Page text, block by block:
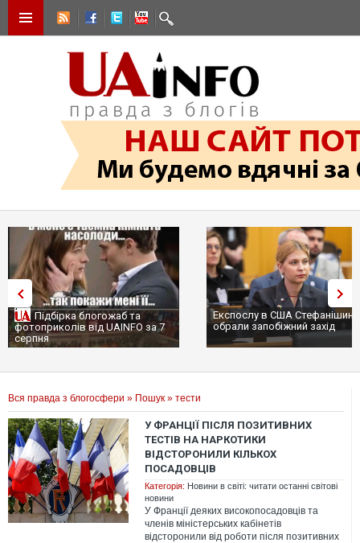
Підбірка блогожаб та
фотоприколів від UAINFO за 7
серпня
Експослу в США
обрали запобіжний захід
Вся правда з блогосфери » Пошук » тести
У ФРАНЦІЇ ПІСЛЯ ПОЗИТИВНИХ
ТЕСТІВ НА НАРКОТИКИ
ВІДСТОРОНИЛИ КІЛЬКОХ
ПОСАДОВЦІВ
Категорія: Новини в світі: читати останні світові
новини
У Франції деяких високопосадовців та
членів міністерських кабінетів
відсторонили від роботи після позитивних